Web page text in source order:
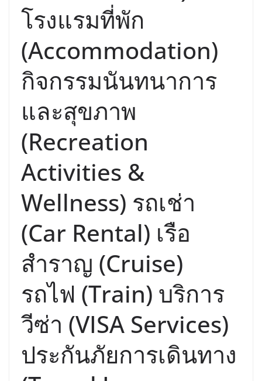
โรงแรมที่พัก
(Accommodation)
กิจกรรมนันทนาการ
และสุขภาพ
(Recreation
Activities &
Wellness) รถเช่า
(Car Rental) เรือ
สำราญ (Cruise)
รถไฟ (Train) บริการ
วีซ่า (VISA Services)
ประกันภัยการเดินทาง